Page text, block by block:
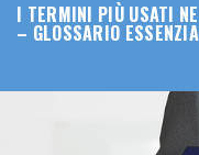
I TERMINI PIÙ USATI
– GLOSSARIO